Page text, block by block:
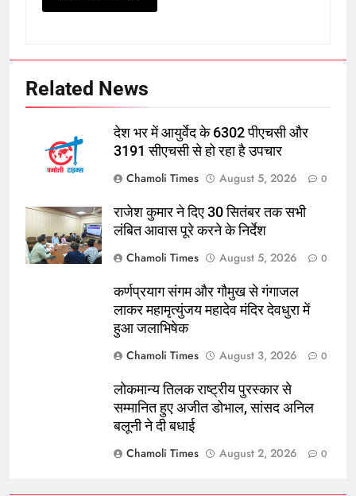
Related News
देश भर में आयुर्वेद के 6302 पीएचसी और
3191 सीएचसी से हो रहा है उपचार
Chamoli Times
August 5, 2026 0
राजेश कुमार ने दिए 30 सितंबर तक सभी
लंबित आवास पूरे करने के निर्देश
Chamoli Times
August 5, 2026 0
कर्णप्रयाग संगम और गौमुख से गंगाजल
लाकर महामृत्युंजय महादेव मंदिर देवधुरा में
हुआ जलाभिषेक
Chamoli Times
August 3, 2026 0
लोकमान्य तिलक राष्ट्रीय पुरस्कार से
सम्मानित हुए अजीत डोभाल, सांसद अनिल
बलूनी ने दी बधाई
Chamoli Times
August 2, 2026 0